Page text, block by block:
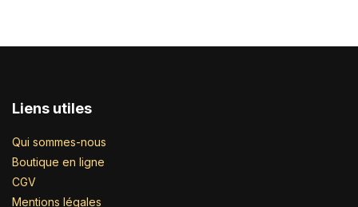
Liens utiles
Qui sommes-nous
Boutique en ligne
CGV
Mentions légales